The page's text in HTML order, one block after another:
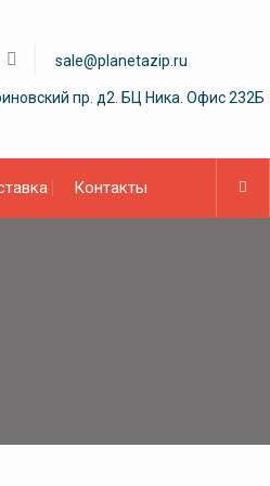
sale@planetazip.ru
пр. д2. БЦ Ника. Офис 232Б
Контакты